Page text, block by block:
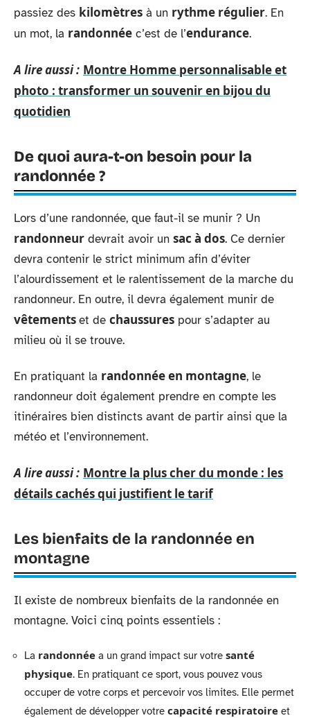
passiez des kilomètres à un rythme régulier. En
un mot, la randonnée c’est de l’endurance.
A lire aussi : Montre Homme personnalisable et
photo : transformer un souvenir en bijou du
quotidien
De quoi aura-t-on besoin pour la
randonnée ?
Lors d’une randonnée, que faut-il se munir ? Un
randonneur devrait avoir un sac à dos. Ce dernier
devra contenir le strict minimum afin d’éviter
l’alourdissement et le ralentissement de la marche du
randonneur. En outre, il devra également munir de
vêtementset de chaussures pour s’adapter au
milieu où il se trouve.
En pratiquant la randonnée en montagne, le
randonneur doit également prendre en compte les
itinéraires bien distincts avant de partir ainsi que la
météo et l’environnement.
A lire aussi : Montre la plus cher du monde : les
détails cachés qui justifient le tarif
Les bienfaits de la randonnée en
montagne
Il existe de nombreux bienfaits de la randonnée en
montagne. Voici cinq points essentiels :
La randonnée a un grand impact sur votre santé
physique. En pratiquant ce sport, vous pouvez vous
occuper de votre corps et percevoir vos limites. Elle permet
également de développer votre capacité respiratoire et